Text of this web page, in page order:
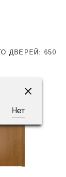
Нет
ДВЕРЕЙ: 650